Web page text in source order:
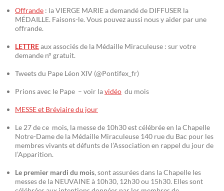
Offrande : la VIERGE MARIE a demandé de DIFFUSER la
MÉDAILLE. Faisons-le. Vous pouvez aussi nous y aider par une
offrande.
LETTREaux associés de la Médaille Miraculeuse : sur votre
demande n° gratuit.
Tweets du Pape Léon XIV (@Pontifex_fr)
Prions avec le Pape – voir lavidéo du mois
MESSE et Bréviaire du jour
Le 27 de ce mois, la messe de 10h30 est célébrée en la Chapelle
Notre-Dame de la Médaille Miraculeuse 140 rue du Bac pour les
membres vivants et défunts de l’Association en rappel du jour de
l’Apparition.
Le premier mardi du mois, sont assurées dans la Chapelle les
messes de la NEUVAINE à 10h30, 12h30 ou 15h30. Elles sont